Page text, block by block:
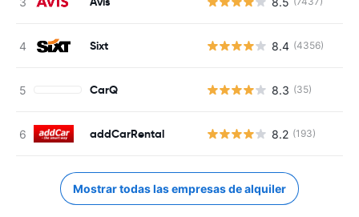
Sixt 8.4 (4356)
CarQ 8.3 (35)
addCarRental 8.2 (193)
Mostrar todas las empresas de alquiler